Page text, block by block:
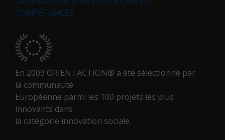
COMPÉTENCES
En 2009 ORIENTACTION® a été sélectionné par
la communauté
Européenne parmi les 100 projets les plus
innovants dans
la catégorie innovation sociale.